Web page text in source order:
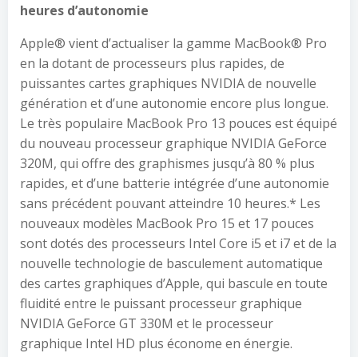
heures d’autonomie
Apple® vient d’actualiser la gamme MacBook® Pro
en la dotant de processeurs plus rapides, de
puissantes cartes graphiques NVIDIA de nouvelle
génération et d’une autonomie encore plus longue.
Le très populaire MacBook Pro 13 pouces est équipé
du nouveau processeur graphique NVIDIA GeForce
320M, qui offre des graphismes jusqu’à 80 % plus
rapides, et d’une batterie intégrée d’une autonomie
sans précédent pouvant atteindre 10 heures.* Les
nouveaux modèles MacBook Pro 15 et 17 pouces
sont dotés des processeurs Intel Core i5 et i7 et de la
nouvelle technologie de basculement automatique
des cartes graphiques d’Apple, qui bascule en toute
fluidité entre le puissant processeur graphique
NVIDIA GeForce GT 330M et le processeur
graphique Intel HD plus économe en énergie.